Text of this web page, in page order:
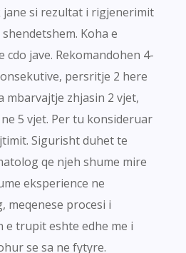
si rezultat i rigjenerimit
Koha e
jave. Rekomandohen 4-
persritje 2 here
mbarvajtje zhjasin 2 vjet,
5 vjet. Per tu konsideruar
Sigurisht duhet te
qe njeh shume mire
eksperience ne
meqenese procesi i
e trupit eshte edhe me i
se sa ne fytyre.